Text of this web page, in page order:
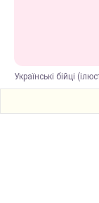
Українські бійці